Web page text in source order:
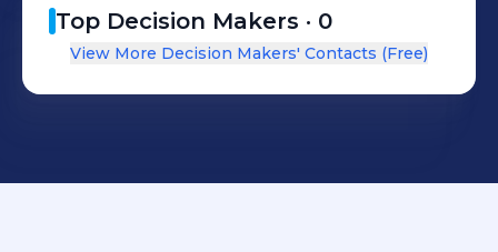
Top Decision Makers · 0
View More Decision Makers' Contacts (Free)